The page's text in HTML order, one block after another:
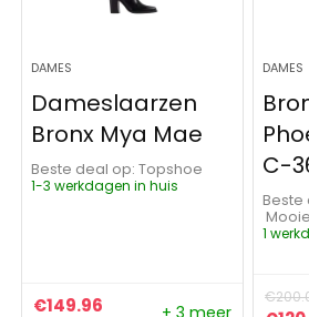
DAMES
Dameslaarzen
Bronx Mya Mae
Beste deal op:
Topshoe
1-3 werkdagen in huis
€149.96 + 3 meer
DAMES
C-
Beste
1
€